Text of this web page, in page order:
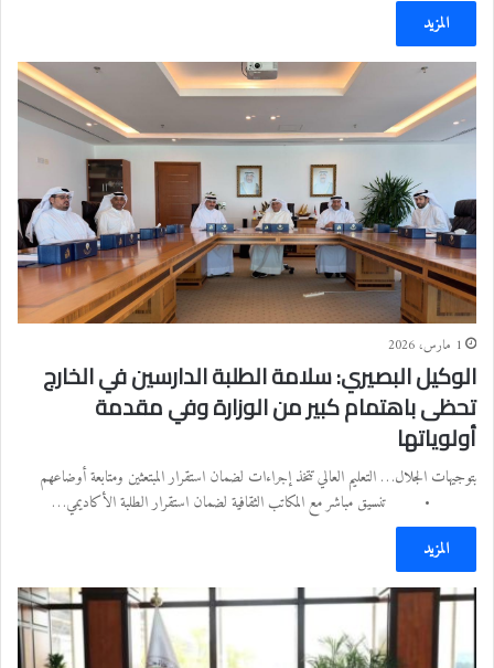
المزيد
1 مارس، 2026
الوكيل البصيري: سلامة الطلبة الدارسين في الخارج
تحظى باهتمام كبير من الوزارة وفي مقدمة
أولوياتها
بتوجيهات الجلال… التعليم العالي تتخذ إجراءات لضمان استقرار المبتعثين ومتابعة أوضاعهم
• تنسيق مباشر مع المكاتب الثقافية لضمان استقرار الطلبة الأكاديمي…
المزيد